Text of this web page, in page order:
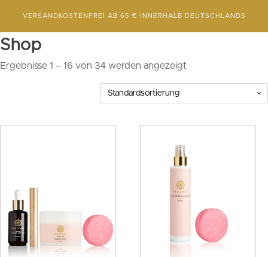
VERSANDKOSTENFREI AB 65 € INNERHALB DEUTSCHLANDS
Shop
Ergebnisse 1 – 16 von 34 werden angezeigt